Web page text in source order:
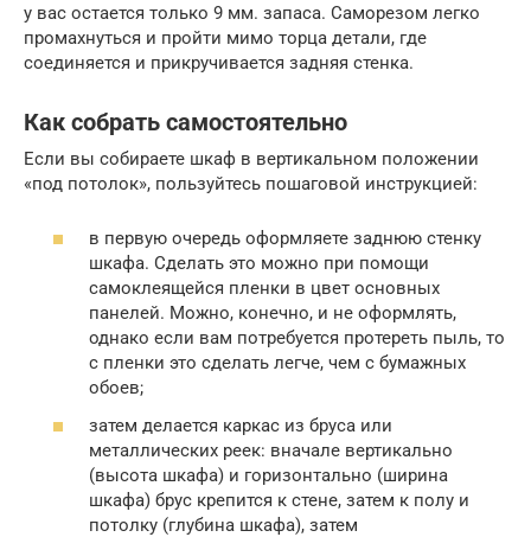
у вас остается только 9 мм. запаса. Саморезом легко
промахнуться и пройти мимо торца детали, где
соединяется и прикручивается задняя стенка.
Как собрать самостоятельно
Если вы собираете шкаф в вертикальном положении
«под потолок», пользуйтесь пошаговой инструкцией:
в первую очередь оформляете заднюю стенку
шкафа. Сделать это можно при помощи
самоклеящейся пленки в цвет основных
панелей. Можно, конечно, и не оформлять,
однако если вам потребуется протереть пыль, то
с пленки это сделать легче, чем с бумажных
обоев;
затем делается каркас из бруса или
металлических реек: вначале вертикально
(высота шкафа) и горизонтально (ширина
шкафа) брус крепится к стене, затем к полу и
потолку (глубина шкафа), затем